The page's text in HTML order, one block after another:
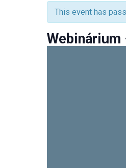
This event has